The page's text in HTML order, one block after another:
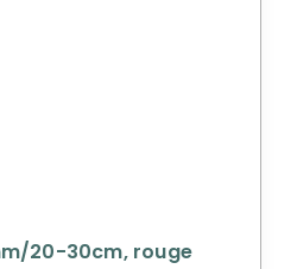
20-30cm, rouge